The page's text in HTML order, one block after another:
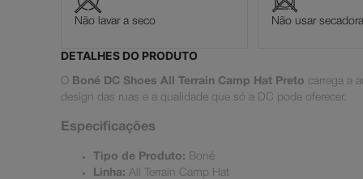
Não lavar a seco Não usar secadora
DETALHES DO PRODUTO
O Boné DC Shoes All Terrain Camp Hat Preto carrega a
design das ruas e a qualidade que só a DC pode oferecer.
Especificações
Tipo de Produto: Boné
Linha: All Terrain Camp Hat